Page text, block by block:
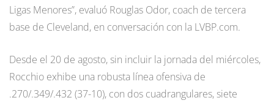
Ligas Menores”, evaluó Rouglas Odor, coach de tercera
base de Cleveland, en conversación con la LVBP.com.
Desde el 20 de agosto, sin incluir la jornada del miércoles,
Rocchio exhibe una robusta línea ofensiva de
.270/.349/.432 (37-10), con dos cuadrangulares, siete